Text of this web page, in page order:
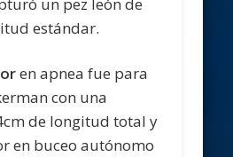
un pez león de
estándar.
en apnea fue para
con una
de longitud total y
en buceo autónomo